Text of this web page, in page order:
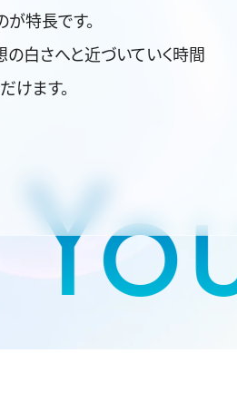
特長です。
の白さへと近づいていく時間
けます。